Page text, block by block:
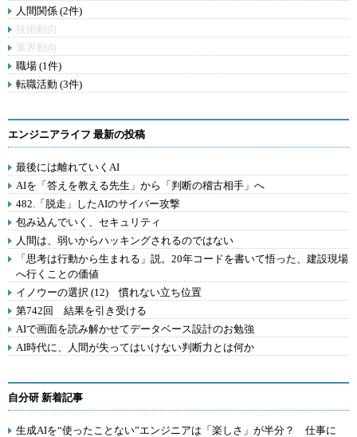
人間関係 (2件)
技術動向
業界動向
職場 (1件)
転職活動 (3件)
エンジニアライフ 最新の投稿
最後には離れていくAI
AIを「答えを教える先生」から「判断の稽古相手」へ
482.「脱走」したAIのサイバー攻撃
包み込んでいく、セキュリティ
人間は、弱いからハッキングされるのではない
「思考は行動から生まれる」説。20年コードを書いて悟った、建設現場
へ行くことの価値
イノウーの選択 (12) 慣れない立ち位置
第742回 結果を引き受ける
AIで画面を読み解かせてデータベース設計のお勉強
AI時代に、人間が失ってはいけない判断力とは何か
自分研 新着記事
生成AIを“使ったことない”エンジニアは「楽しさ」が半分？ 仕事に